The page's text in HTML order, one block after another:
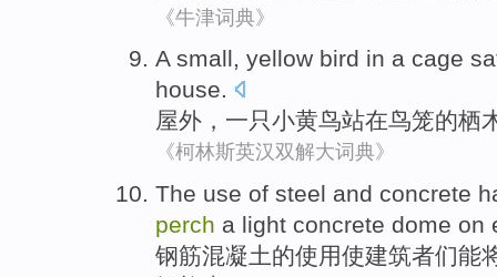
《牛津词典》
A small, yellow bird in a cage
house.
屋外 ， 一只小黄鸟站在鸟笼的栖
《柯林斯英汉双解大词典》
The use of steel and concrete
perch a light concrete dome on
钢筋混凝土的使用使建筑者们能